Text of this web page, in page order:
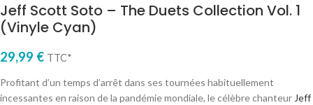
Jeff Scott Soto – The Duets Collection Vol. 1
(Vinyle Cyan)
29,99 € TTC*
Profitant d’un temps d’arrêt dans ses tournées habituellement
incessantes en raison de la pandémie mondiale, le célèbre chanteurJeff